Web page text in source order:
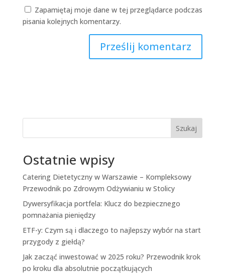
Zapamiętaj moje dane w tej przeglądarce podczas
pisania kolejnych komentarzy.
Szukaj
Ostatnie wpisy
Catering Dietetyczny w Warszawie – Kompleksowy
Przewodnik po Zdrowym Odżywianiu w Stolicy
Dywersyfikacja portfela: Klucz do bezpiecznego
pomnażania pieniędzy
ETF-y: Czym są i dlaczego to najlepszy wybór na start
przygody z giełdą?
Jak zacząć inwestować w 2025 roku? Przewodnik krok
po kroku dla absolutnie początkujących